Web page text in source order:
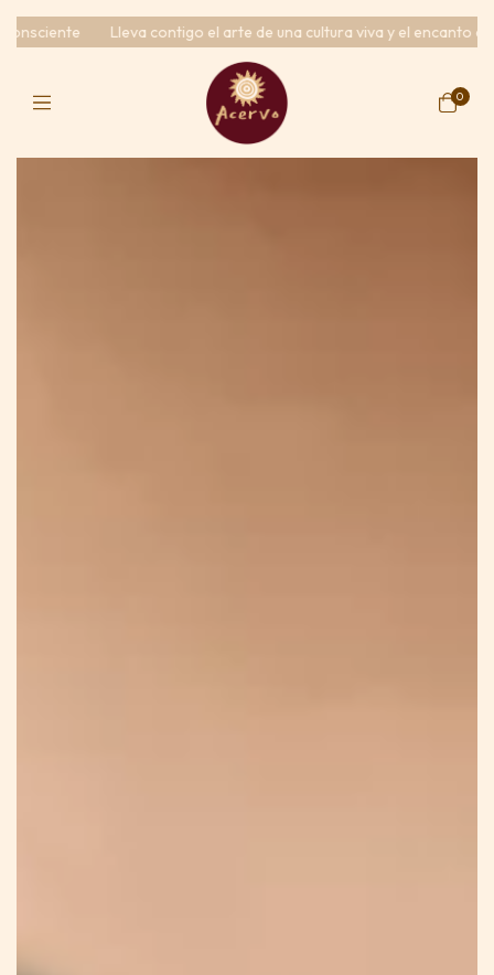
contigo el arte de una cultura viva y el encanto de lo hecho con
0